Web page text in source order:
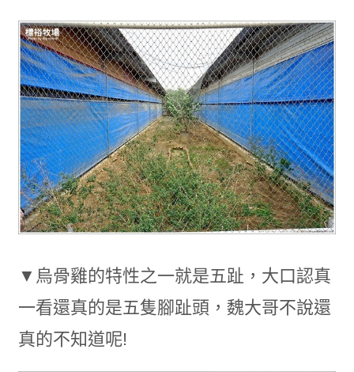
▼烏骨雞的特性之一就是五趾，大口認真
一看還真的是五隻腳趾頭，魏大哥不說還
真的不知道呢!